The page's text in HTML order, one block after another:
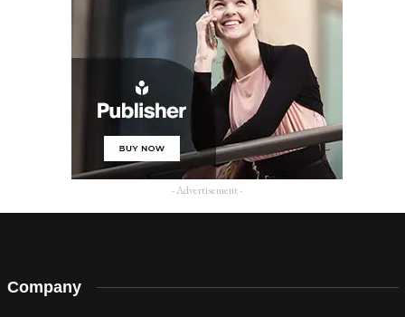
- Advertisement -
Company